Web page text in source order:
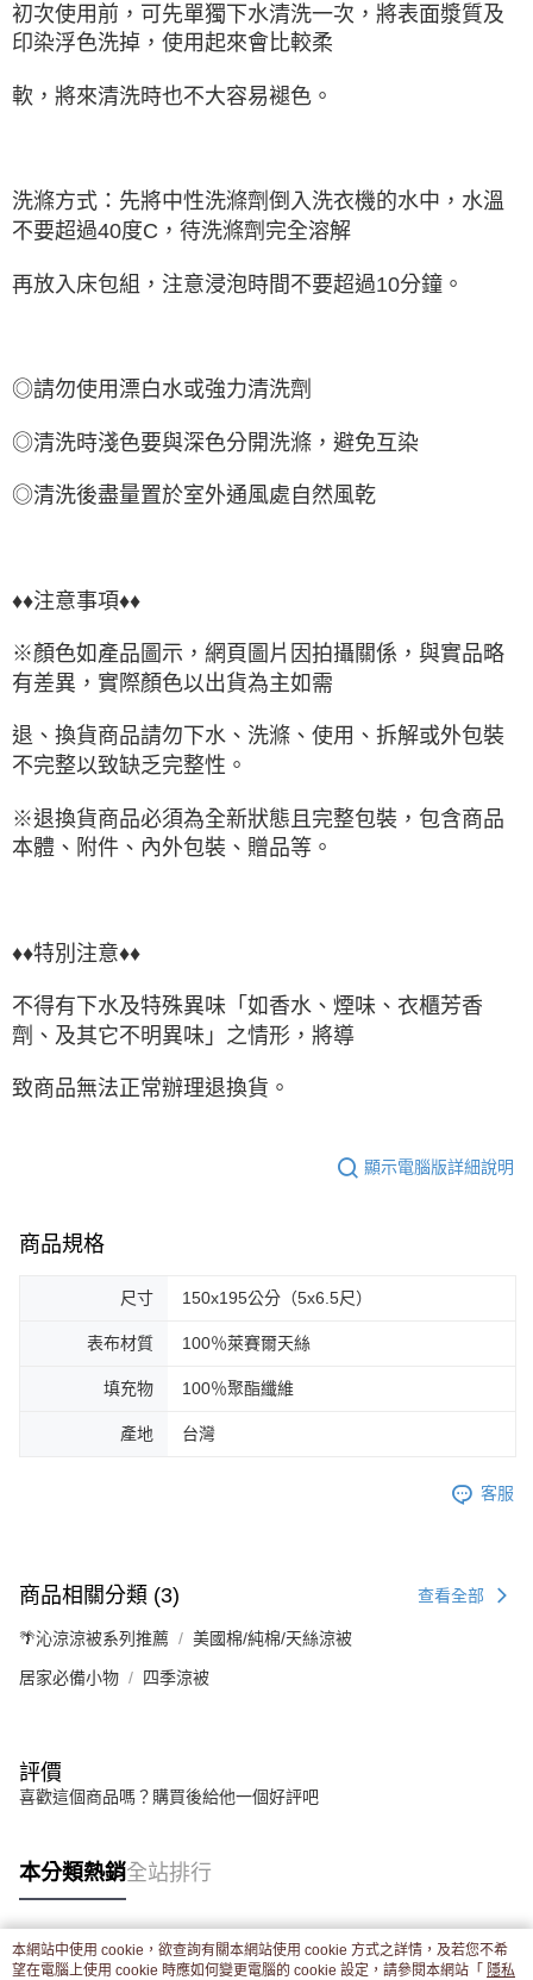
初次使用前，可先單獨下水清洗一次，將表面漿質及
印染浮色洗掉，使用起來會比較柔
軟，將來清洗時也不大容易褪色。
洗滌方式：先將中性洗滌劑倒入洗衣機的水中，水溫
不要超過40度C，待洗滌劑完全溶解
再放入床包組，注意浸泡時間不要超過10分鐘。
◎請勿使用漂白水或強力清洗劑
◎清洗時淺色要與深色分開洗滌，避免互染
◎清洗後盡量置於室外通風處自然風乾
♦♦注意事項♦♦
※顏色如產品圖示，網頁圖片因拍攝關係，與實品略
有差異，實際顏色以出貨為主如需
退、換貨商品請勿下水、洗滌、使用、拆解或外包裝
不完整以致缺乏完整性。
※退換貨商品必須為全新狀態且完整包裝，包含商品
本體、附件、內外包裝、贈品等。
♦♦特別注意♦♦
不得有下水及特殊異味「如香水、煙味、衣櫃芳香
劑、及其它不明異味」之情形，將導
致商品無法正常辦理退換貨。
顯示電腦版詳細說明
商品規格
尺寸 150x195公分（5x6.5尺）
表布材質 100％萊賽爾天絲
填充物 100％聚酯纖維
產地 台灣
客服
商品相關分類 (3) 查看全部
🌴沁涼涼被系列推薦 美國棉/純棉/天絲涼被
居家必備小物 四季涼被
評價
喜歡這個商品嗎？購買後給他一個好評吧
本分類熱銷全站排行
熱門標籤
本網站中使用 cookie，欲查詢有關本網站使用 cookie 方式之詳情，及若您不希
望在電腦上使用 cookie 時應如何變更電腦的 cookie 設定，請參閱本網站「 隱私